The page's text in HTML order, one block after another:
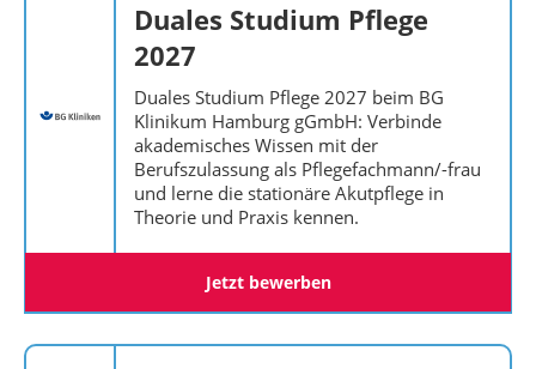
Duales Studium Pflege
2027
Duales Studium Pflege 2027 beim BG
Klinikum Hamburg gGmbH: Verbinde
akademisches Wissen mit der
Berufszulassung als Pflegefachmann/-frau
und lerne die stationäre Akutpflege in
Theorie und Praxis kennen.
Jetzt bewerben